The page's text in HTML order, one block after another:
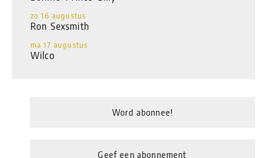
zo 16 augustus
Ron Sexsmith
ma 17 augustus
Wilco
Word abonnee!
Geef een abonnement